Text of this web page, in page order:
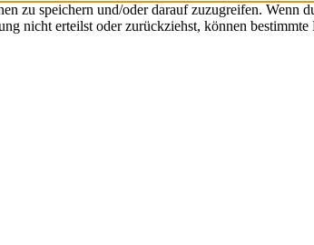
zu speichern und/oder darauf zuzugreifen. Wenn
nicht erteilst oder zurückziehst, können